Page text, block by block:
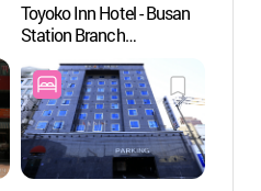
Toyoko Inn Hotel - Busan
Station Branch
(부산역1점))